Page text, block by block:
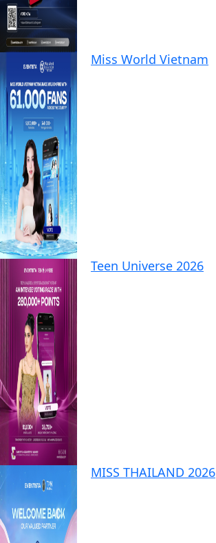
Miss World Vietnam
Teen Universe 2026
MISS THAILAND 2026